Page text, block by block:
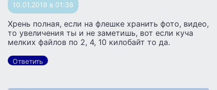
10.01.2018 в 01:38
Хрень полная, если на флешке хранить фото, видео,
то увеличения ты и не заметишь, вот если куча
мелких файлов по 2, 4, 10 килобайт то да.
Ответить